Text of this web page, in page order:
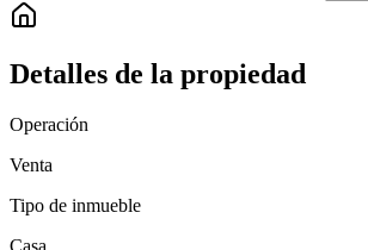
Detalles de la propiedad
Operación
Venta
Tipo de inmueble
Casa